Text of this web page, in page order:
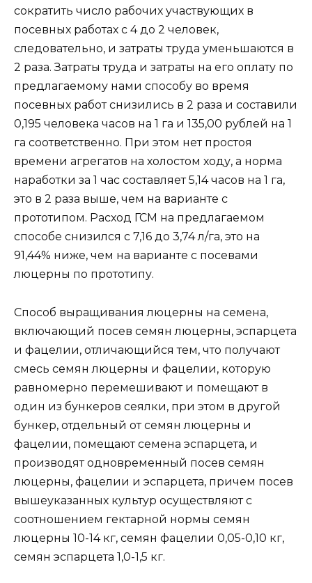
сократить число рабочих участвующих в
посевных работах с 4 до 2 человек,
следовательно, и затраты труда уменьшаются в
2 раза. Затраты труда и затраты на его оплату по
предлагаемому нами способу во время
посевных работ снизились в 2 раза и составили
0,195 человека часов на 1 га и 135,00 рублей на 1
га соответственно. При этом нет простоя
времени агрегатов на холостом ходу, а норма
наработки за 1 час составляет 5,14 часов на 1 га,
это в 2 раза выше, чем на варианте с
прототипом. Расход ГСМ на предлагаемом
способе снизился с 7,16 до 3,74 л/га, это на
91,44% ниже, чем на варианте с посевами
люцерны по прототипу.
Способ выращивания люцерны на семена,
включающий посев семян люцерны, эспарцета
и фацелии, отличающийся тем, что получают
смесь семян люцерны и фацелии, которую
равномерно перемешивают и помещают в
один из бункеров сеялки, при этом в другой
бункер, отдельный от семян люцерны и
фацелии, помещают семена эспарцета, и
производят одновременный посев семян
люцерны, фацелии и эспарцета, причем посев
вышеуказанных культур осуществляют с
соотношением гектарной нормы семян
люцерны 10-14 кг, семян фацелии 0,05-0,10 кг,
семян эспарцета 1,0-1,5 кг.